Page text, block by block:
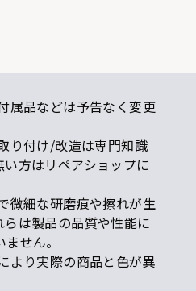
属品などは予告なく変更
り付け/改造は専門知識
方はリペアショップに
微細な研磨痕や擦れが生
は製品の品質や性能に
せん。
より実際の商品と色が異